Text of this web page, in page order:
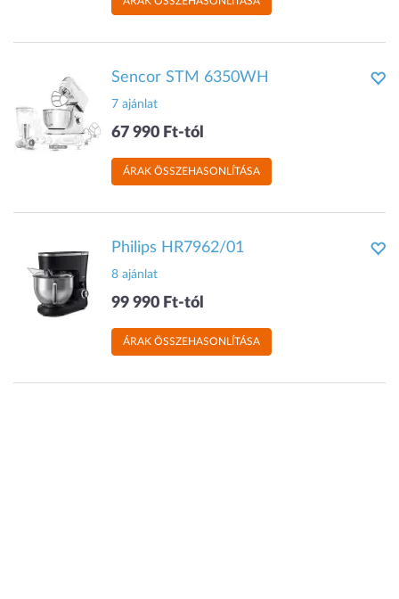
Sencor STM 6350WH
7 ajánlat
67 990 Ft-tól
ÁRAK ÖSSZEHASONLÍTÁSA
Philips HR7962/01
8 ajánlat
99 990 Ft-tól
ÁRAK ÖSSZEHASONLÍTÁSA